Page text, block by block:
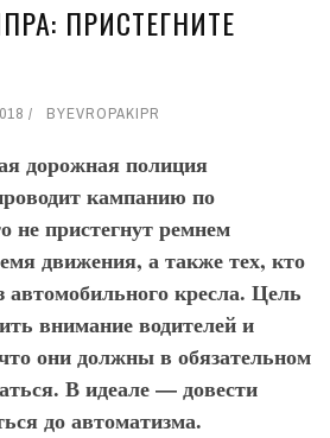
ПРИСТЕГНИТЕ
BYEVROPAKIPR
дорожная полиция
кампанию по
не пристегнут ремнем
движения, а также тех, кто
автомобильного кресла. Цель
внимание водителей и
они должны в обязательном
В идеале — довести
до автоматизма.